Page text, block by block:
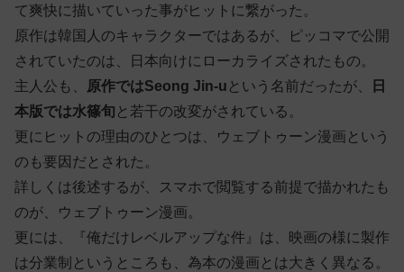
て爽快に描いていった事がヒットに繋がった。
原作は韓国人のキャラクターではあるが、ピッコマで公開
されていたのは、日本向けにローカライズされたもの。
主人公も、
原作ではSeong Jin-u という名前だったが、
日
本版では水篠旬 と若干の改変がされている。
更にヒットの理由のひとつは、ウェブトゥーン漫画という
のも要因だとされた。
詳しくは後述するが、スマホで閲覧する前提で描かれたも
のが、ウェブトゥーン漫画。
更には、『俺だけレベルアップな件』は、映画の様に製作
は分業制というところも、為本の漫画とは大きく異なる。